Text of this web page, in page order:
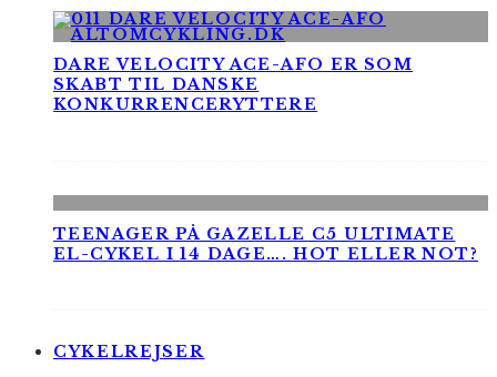
DARE VELOCITY ACE-AFO ER SOM
SKABT TIL DANSKE
KONKURRENCERYTTERE
TEENAGER PÅ GAZELLE C5 ULTIMATE
EL-CYKEL I 14 DAGE…. HOT ELLER NOT?
CYKELREJSER